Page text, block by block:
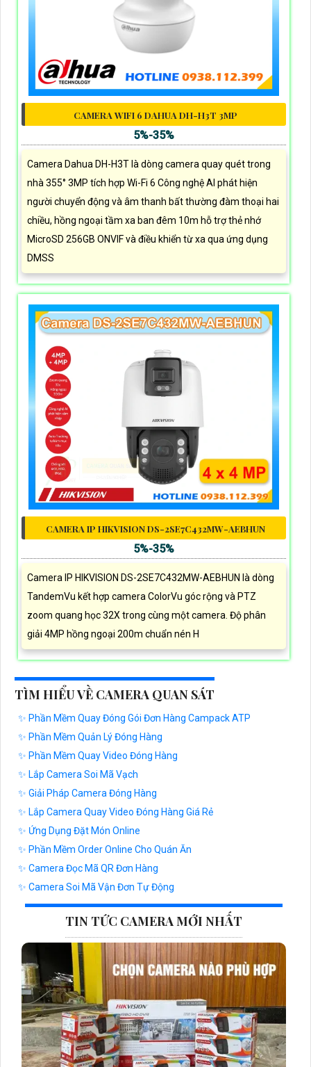
CAMERA WIFI 6 DAHUA DH-H3T 3MP
5%-35%
Camera Dahua DH-H3T là dòng camera quay quét trong
nhà 355° 3MP tích hợp Wi-Fi 6 Công nghệ AI phát hiện
người chuyển động và âm thanh bất thường đàm thoại hai
chiều, hồng ngoại tầm xa ban đêm 10m hỗ trợ thẻ nhớ
MicroSD 256GB ONVIF và điều khiển từ xa qua ứng dụng
DMSS
CAMERA IP HIKVISION DS-2SE7C432MW-AEBHUN
5%-35%
Camera IP HIKVISION DS-2SE7C432MW-AEBHUN là dòng
TandemVu kết hợp camera ColorVu góc rộng và PTZ
zoom quang học 32X trong cùng một camera. Độ phân
giải 4MP hồng ngoại 200m chuẩn nén H
TÌM HIỂU VỀ CAMERA QUAN SÁT
✨ Phần Mềm Quay Đóng Gói Đơn Hàng Campack ATP
✨ Phần Mềm Quản Lý Đóng Hàng
✨ Phần Mềm Quay Video Đóng Hàng
✨ Lắp Camera Soi Mã Vạch
✨ Giải Pháp Camera Đóng Hàng
✨ Lắp Camera Quay Video Đóng Hàng Giá Rẻ
✨ Ứng Dụng Đặt Món Online
✨ Phần Mềm Order Online Cho Quán Ăn
✨ Camera Đọc Mã QR Đơn Hàng
✨ Camera Soi Mã Vận Đơn Tự Động
TIN TỨC CAMERA MỚI NHẤT